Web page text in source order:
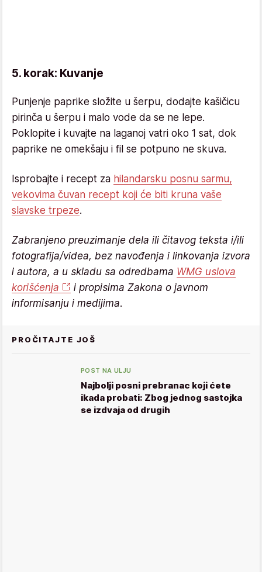
5. korak: Kuvanje
Punjenje paprike složite u šerpu, dodajte kašičicu
pirinča u šerpu i malo vode da se ne lepe.
Poklopite i kuvajte na laganoj vatri oko 1 sat, dok
paprike ne omekšaju i fil se potpuno ne skuva.
Isprobajte i recept za hilandarsku posnu sarmu,
vekovima čuvan recept koji će biti kruna vaše
slavske trpeze.
Zabranjeno preuzimanje dela ili čitavog teksta i/ili
fotografija/videa, bez navođenja i linkovanja izvora
i autora, a u skladu sa odredbama WMG uslova
korišćenja
i propisima Zakona o javnom
informisanju i medijima.
PROČITAJTE JOŠ
POST NA ULJU
Najbolji posni prebranac koji ćete
ikada probati: Zbog jednog sastojka
se izdvaja od drugih